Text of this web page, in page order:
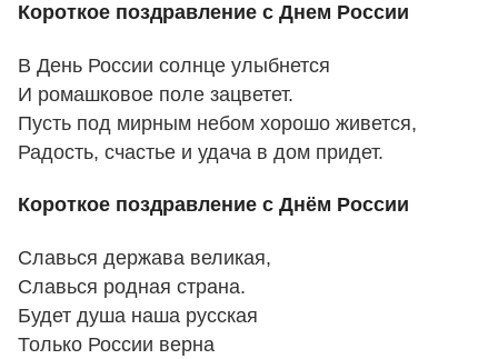
Короткое поздравление с Днем России
В День России солнце улыбнется
И ромашковое поле зацветет.
Пусть под мирным небом хорошо живется,
Радость, счастье и удача в дом придет.
Короткое поздравление с Днём России
Славься держава великая,
Славься родная страна.
Будет душа наша русская
Только России верна